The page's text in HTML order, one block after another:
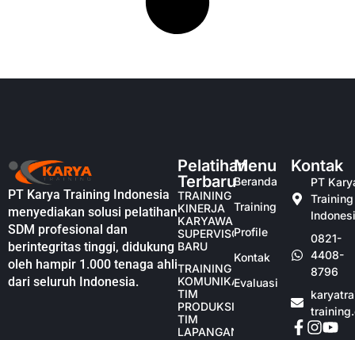
PT Karya Training Indonesia
menyediakan solusi pelatihan
SDM profesional dan
berintegritas tinggi, didukung
oleh hampir 1.000 tenaga ahli
dari seluruh Indonesia.
Pelatihan
Terbaru
TRAINING
KINERJA
KARYAWAN
SUPERVISOR
BARU
TRAINING
KOMUNIKASI
TIM
PRODUKSI
TIM
LAPANGAN
Menu
Beranda
Training
Profile
Kontak
Evaluasi
Kontak
PT
Training
0821-
4408-
8796